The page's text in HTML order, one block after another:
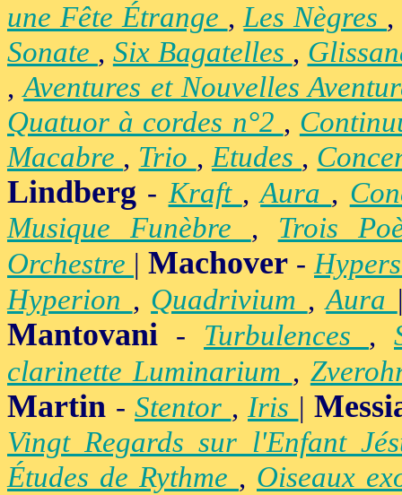
une Fête Étrange ,Les Nègres ,
Sonate , Six Bagatelles ,
,Aventures et Nouvelles
Quatuor à cordes n°2 ,
Macabre , Trio ,Etudes ,
Lindberg -Kraft ,Aura ,
Musique Funèbre , Trois
Orchestre | Machover -
Hyperion , Quadrivium ,Aura
Mantovani - Turbulences ,
clarinette Luminarium ,
Martin - Stentor , Iris |
Vingt Regards sur l'Enfant
Études de Rythme , Oiseaux